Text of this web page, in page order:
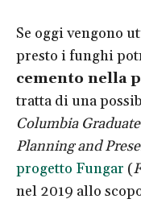
Se oggi vengono
presto i funghi
cemento nella
tratta di una
Columbia
Planning and
progetto Fungar (
nel 2019 allo